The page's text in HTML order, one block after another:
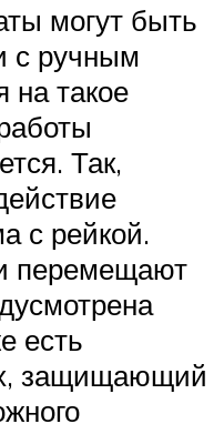
могут быть
с ручным
на такое
Так,
с рейкой.
перемещают
есть
защищающий